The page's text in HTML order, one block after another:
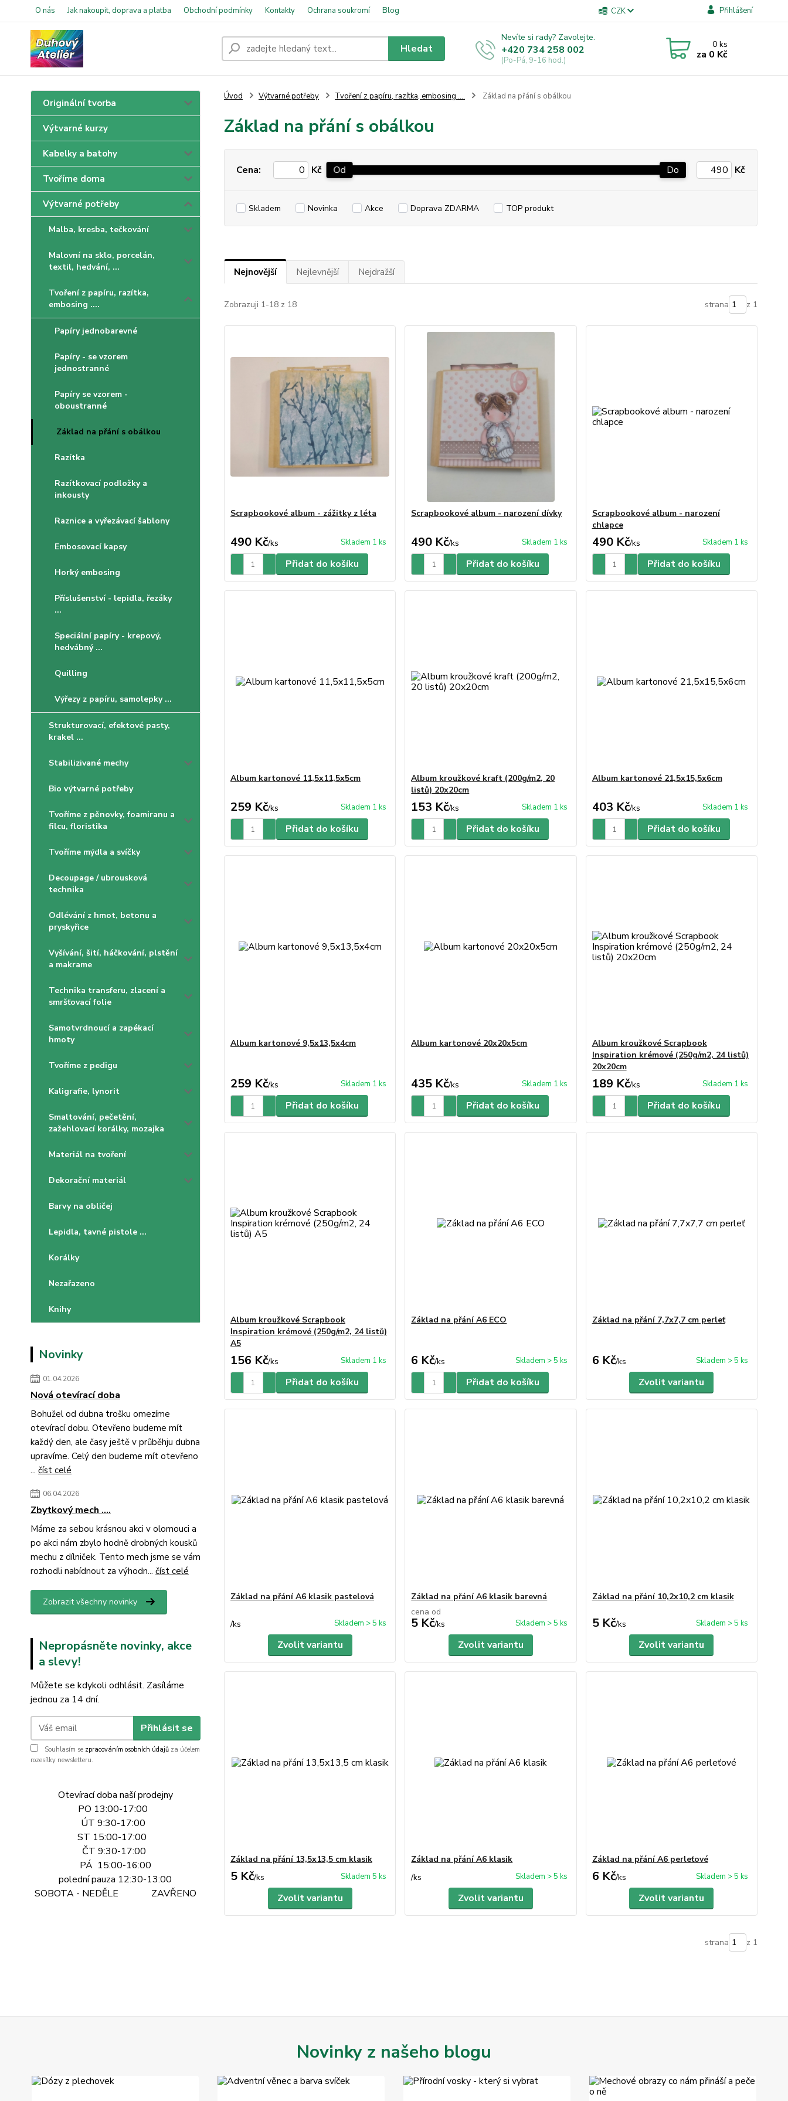
O nás Jak nakoupit, doprava a platba Obchodní podmínky Kontakty Ochrana soukromí Blog CZK Přihlášení
Hledat
Nevíte si rady? Zavolejte.
+420 734 258 002
(Po-Pá, 9-16 hod.)
0ks
za 0 Kč
Originální tvorba
Výtvarné kurzy
Kabelky a batohy
Tvoříme doma
Výtvarné potřeby
Malba, kresba, tečkování
Malovní na sklo, porcelán,
textil, hedvání, ...
Tvoření z papíru, razítka,
embosing ....
Papíry jednobarevné
Papíry - se vzorem
jednostranné
Papíry se vzorem -
oboustranné
Základ na přání s obálkou
Razítka
Razítkovací podložky a
inkousty
Raznice a vyřezávací šablony
Embosovací kapsy
Horký embosing
Příslušenství - lepidla, řezáky
...
Speciální papíry - krepový,
hedvábný ...
Quilling
Výřezy z papíru, samolepky ...
Strukturovací, efektové pasty,
krakel ...
Stabilizivané mechy
Bio výtvarné potřeby
Tvoříme z pěnovky, foamiranu a
filcu, floristika
Tvoříme mýdla a svíčky
Decoupage / ubrousková
technika
Odlévání z hmot, betonu a
pryskyřice
Vyšívání, šití, háčkování, plstění
a makrame
Technika transferu, zlacení a
smršťovací folie
Samotvrdnoucí a zapékací
hmoty
Tvoříme z pedigu
Kaligrafie, lynorit
Smaltování, pečetění,
zažehlovací korálky, mozajka
Materiál na tvoření
Dekorační materiál
Barvy na obličej
Lepidla, tavné pistole ...
Korálky
Nezařazeno
Knihy
Novinky
01.04.2026
Nová otevírací doba
Bohužel od dubna trošku omezíme
otevírací dobu. Otevřeno budeme mít
každý den, ale časy ještě v průběhju dubna
upravíme. Celý den budeme mít otevřeno
... číst celé
06.04.2026
Zbytkový mech ....
Máme za sebou krásnou akci v olomouci a
po akci nám zbylo hodně drobných kousků
mechu z dílniček. Tento mech jsme se vám
rozhodli nabídnout za výhodn... číst celé
Zobrazit všechny novinky
Nepropásněte novinky, akce
a slevy!
Můžete se kdykoli odhlásit. Zasíláme
jednou za 14 dní.
Přihlásit se
Souhlasím se zpracováním osobních údajů za účelem
rozesílky newsletteru.
Otevírací doba naší prodejny
PO 13:00-17:00
ÚT 9:30-17:00
ST 15:00-17:00
ČT 9:30-17:00
PÁ 15:00-16:00
polední pauza 12:30-13:00
SOBOTA - NEDĚLE ZAVŘENO
Úvod Výtvarné potřeby Tvoření z papíru, razítka, embosing .... Základ na přání s obálkou
Základ na přání s obálkou
Cena: Kč Od Do Kč
Skladem Novinka Akce Doprava ZDARMA TOP produkt
Nejnovější Nejlevnější Nejdražší
Zobrazuji 1-18 z 18 strana z 1
Scrapbookové album - zážitky z léta
490 Kč/ks Skladem 1 ks
Přidat do košíku
Scrapbookové album - narození dívky
490 Kč/ks Skladem 1 ks
Přidat do košíku
Scrapbookové album - narození
chlapce
490 Kč/ks Skladem 1 ks
Přidat do košíku
Album kartonové 11,5x11,5x5cm
259 Kč/ks Skladem 1 ks
Přidat do košíku
Album kroužkové kraft (200g/m2, 20
listů) 20x20cm
153 Kč/ks Skladem 1 ks
Přidat do košíku
Album kartonové 21,5x15,5x6cm
403 Kč/ks Skladem 1 ks
Přidat do košíku
Album kartonové 9,5x13,5x4cm
259 Kč/ks Skladem 1 ks
Přidat do košíku
Album kartonové 20x20x5cm
435 Kč/ks Skladem 1 ks
Přidat do košíku
Album kroužkové Scrapbook
Inspiration krémové (250g/m2, 24 listů)
20x20cm
189 Kč/ks Skladem 1 ks
Přidat do košíku
Album kroužkové Scrapbook
Inspiration krémové (250g/m2, 24 listů)
A5
156 Kč/ks Skladem 1 ks
Přidat do košíku
Základ na přání A6 ECO
6 Kč/ks Skladem > 5 ks
Přidat do košíku
Základ na přání 7,7x7,7 cm perleť
6 Kč/ks Skladem > 5 ks
Zvolit variantu
Základ na přání A6 klasik pastelová
/ks Skladem > 5 ks
Zvolit variantu
Základ na přání A6 klasik barevná
cena od
5 Kč/ks Skladem > 5 ks
Zvolit variantu
Základ na přání 10,2x10,2 cm klasik
5 Kč/ks Skladem > 5 ks
Zvolit variantu
Základ na přání 13,5x13,5 cm klasik
5 Kč/ks Skladem 5 ks
Zvolit variantu
Základ na přání A6 klasik
/ks Skladem > 5 ks
Zvolit variantu
Základ na přání A6 perleťové
6 Kč/ks Skladem > 5 ks
Zvolit variantu
strana z 1
Novinky z našeho blogu